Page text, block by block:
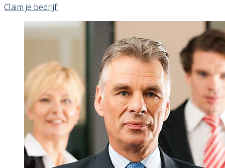
Claim je bedrijf